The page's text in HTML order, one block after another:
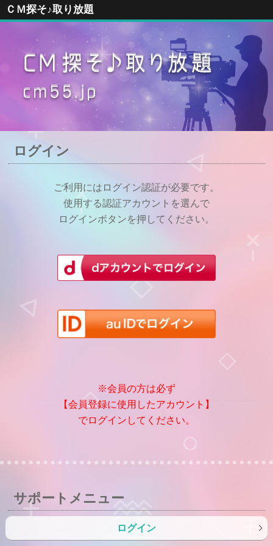
ＣＭ探そ♪取り放題
ログイン
ご利用にはログイン認証が必要です。
使用する認証アカウントを選んで
ログインボタンを押してください。
※会員の方は必ず
【会員登録に使用したアカウント】
でログインしてください。
サポートメニュー
ログイン